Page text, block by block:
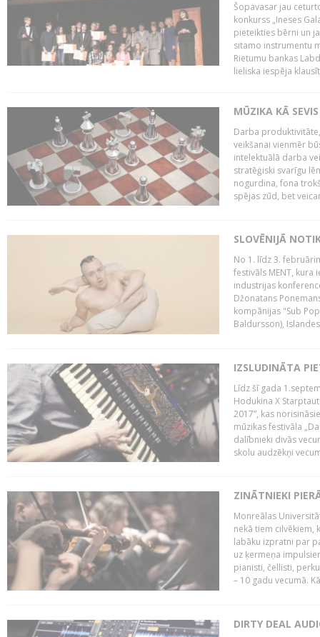
Šopavasar jau
konkurss „Ineses
pieteikties bērni un
sitamo instrumentu
Rietumu bankas
lieliska iespēja
MŪZIKA KĀ
Darba
veikšanai vienmēr
intelektuālā darba
stratēģiski svarīgu
nogurdina, fona
spējas zūd, bet
SLOVĒNIJĀ
No 1. līdz 3.
festivāls MENT, kura
industrijas
Džonatans
kompānijas "Sub
Baldursson),
IZSLUDINĀTA
Līdz šī gada
Hodukina X
2017”, kas
mūzikas festivāla
dalībnieki divās
skolu audzēkņi
ZINĀTNIEKI
Monreālas
nekā tiem cilvēkiem,
labāku izpratni par
uz ķermeņa
pianisti, čellisti,
– 10 gadu vecumā.
DIRTY DEAL